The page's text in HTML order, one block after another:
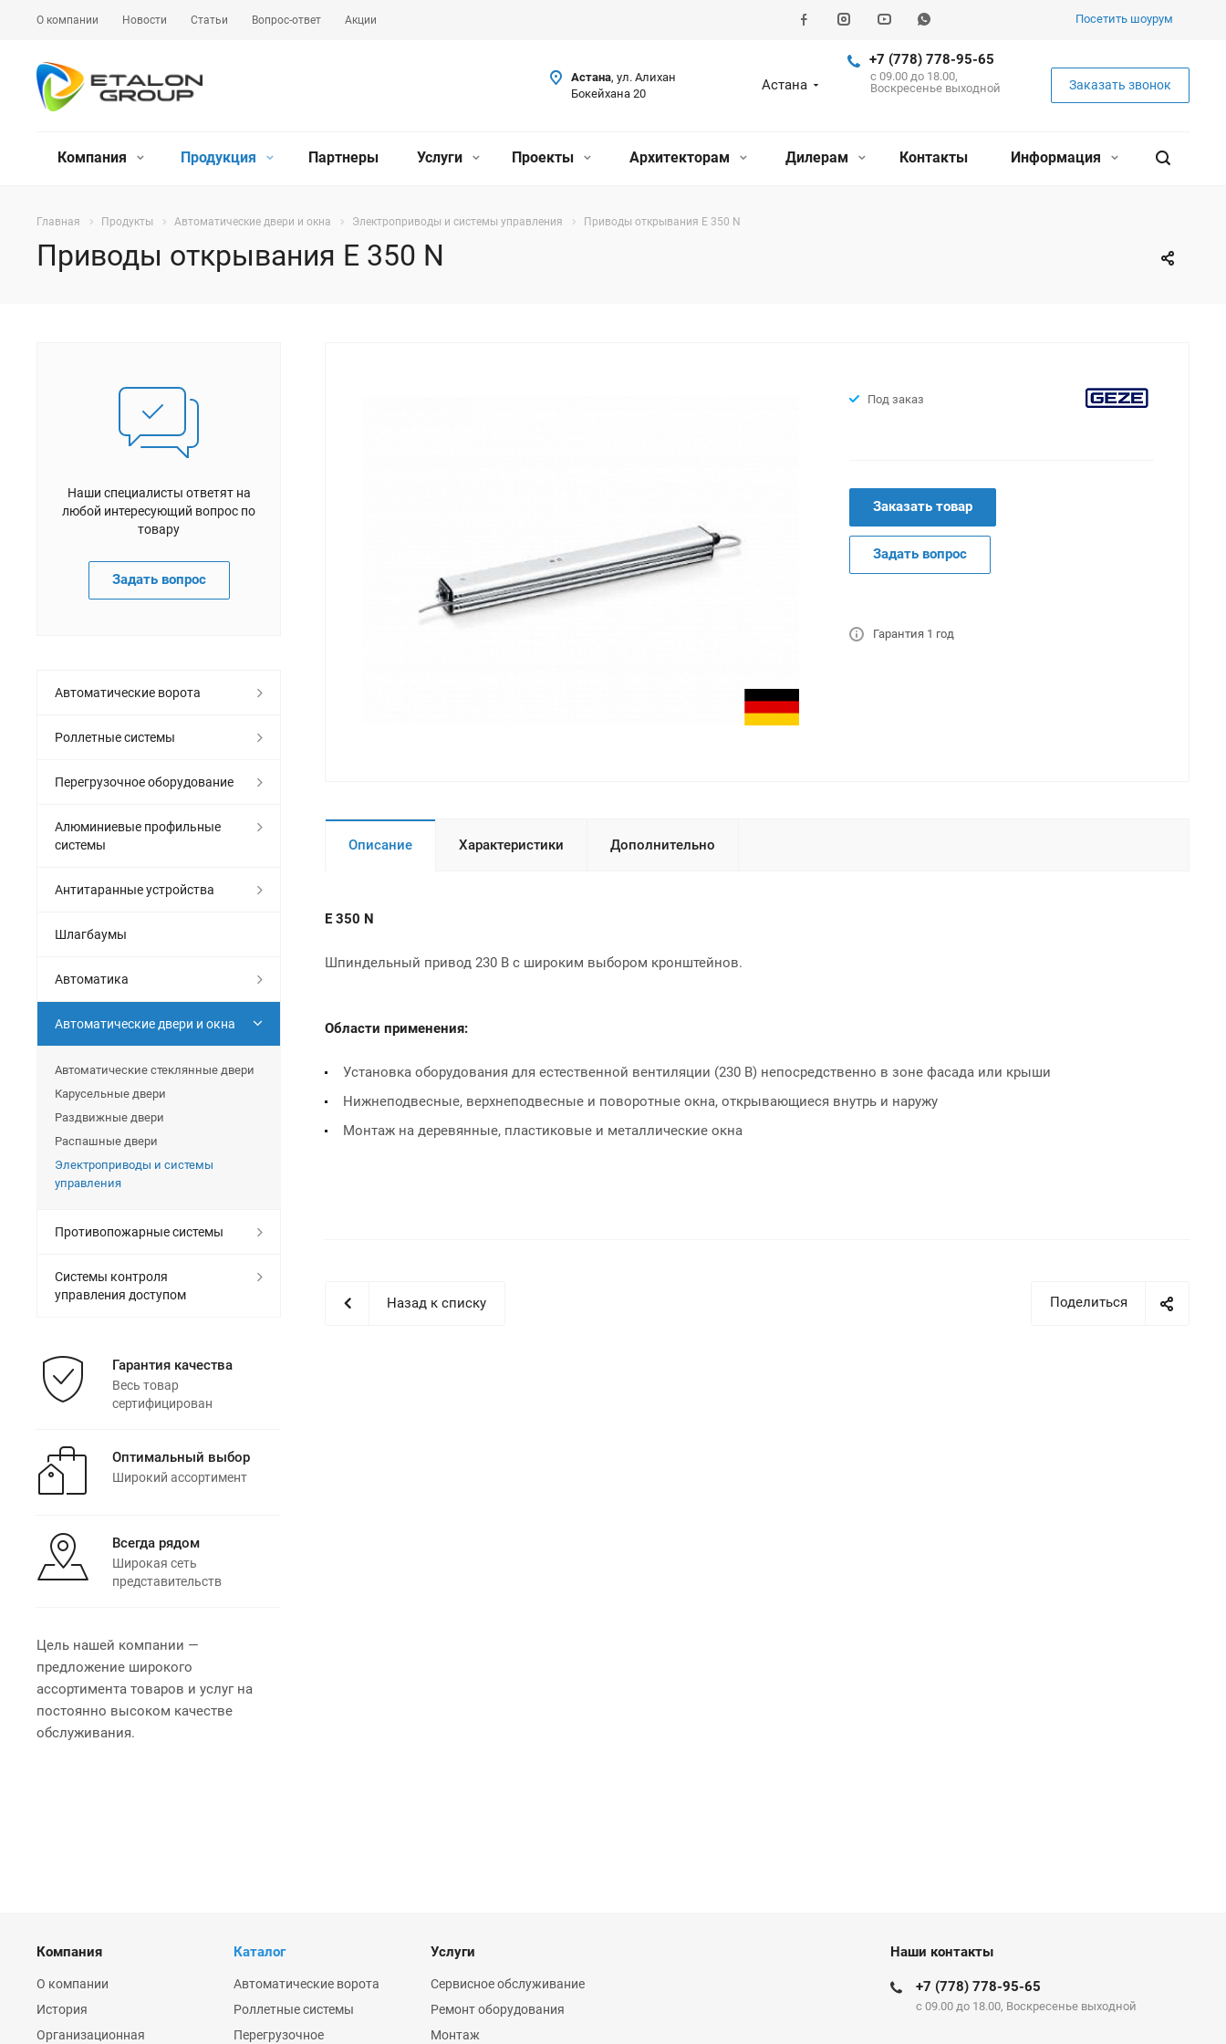
О компании Новости Статьи Вопрос-ответ Акции Посетить шоурум
Астана
+7 (778) 778-95-65
c 09.00 до 18.00,
Воскресенье выходной
Заказать звонок
Астана, ул. Алихан
Бокейхана 20
Компания Продукция Партнеры Услуги Проекты Архитекторам Дилерам Контакты Информация
Главная Продукты Автоматические двери и окна Электроприводы и системы управления Приводы открывания E 350 N
Приводы открывания E 350 N
Под заказ
Заказать товар
Задать вопрос
Гарантия 1 год
Описание Характеристики Дополнительно
E 350 N
Шпиндельный привод 230 В с широким выбором кронштейнов.
Области применения:
Установка оборудования для естественной вентиляции (230 В) непосредственно в зоне фасада или крыши
Нижнеподвесные, верхнеподвесные и поворотные окна, открывающиеся внутрь и наружу
Монтаж на деревянные, пластиковые и металлические окна
Поделиться
Назад к списку
Наши специалисты ответят на
любой интересующий вопрос по
товару
Задать вопрос
Автоматические ворота
Роллетные системы
Перегрузочное оборудование
Алюминиевые профильные
системы
Антитаранные устройства
Шлагбаумы
Автоматика
Автоматические двери и окна
Автоматические стеклянные двери
Карусельные двери
Раздвижные двери
Распашные двери
Электроприводы и системы
управления
Противопожарные системы
Системы контроля
управления доступом
Гарантия качества
Весь товар
сертифицирован
Оптимальный выбор
Широкий ассортимент
Всегда рядом
Широкая сеть
представительств
Цель нашей компании —
предложение широкого
ассортимента товаров и услуг на
постоянно высоком качестве
обслуживания.
Компания
О компании
История
Организационная
Каталог
Автоматические ворота
Роллетные системы
Перегрузочное
Услуги
Сервисное обслуживание
Ремонт оборудования
Монтаж
Наши контакты
+7 (778) 778-95-65
c 09.00 до 18.00, Воскресенье выходной